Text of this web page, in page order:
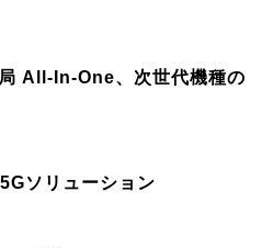
All-In-One、次世代機種の
ソリューション